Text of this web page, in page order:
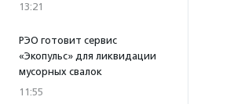
13:21
РЭО готовит сервис
«Экопульс» для ликвидации
мусорных свалок
11:55